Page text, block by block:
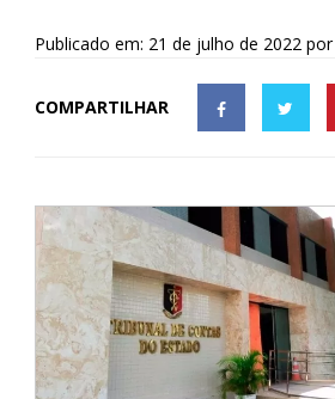
Publicado em: 21 de julho de 2022 por
COMPARTILHAR